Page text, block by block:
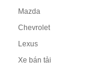
Mazda
Chevrolet
Lexus
Xe bán tải